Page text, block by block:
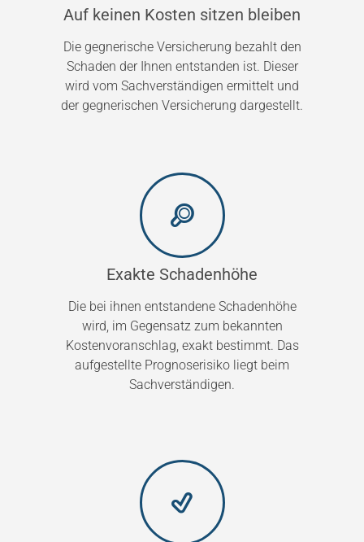
Auf keinen Kosten sitzen bleiben
Die gegnerische Versicherung bezahlt den
Schaden der Ihnen entstanden ist. Dieser
wird vom Sachverständigen ermittelt und
der gegnerischen Versicherung dargestellt.
Exakte Schadenhöhe
Die bei ihnen entstandene Schadenhöhe
wird, im Gegensatz zum bekannten
Kostenvoranschlag, exakt bestimmt. Das
aufgestellte Prognoserisiko liegt beim
Sachverständigen.